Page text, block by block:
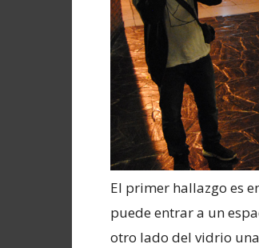
El primer hallazgo es
puede entrar a un
otro lado del vidrio